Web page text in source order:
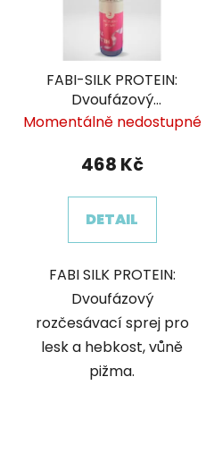
FABI-SILK PROTEIN:
Dvoufázový
rozčesávací sprej
Momentálně nedostupné
468 Kč
DETAIL
FABI SILK PROTEIN:
Dvoufázový
rozčesávací sprej pro
lesk a hebkost, vůně
pižma.